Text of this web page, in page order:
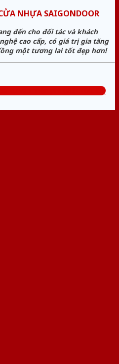
NHỰA SAIGONDOOR
đến cho đối tác và khách
cao cấp, có giá trị gia tăng
một tương lai tốt đẹp hơn!
tư vấn miễn phí: 0824.400.400